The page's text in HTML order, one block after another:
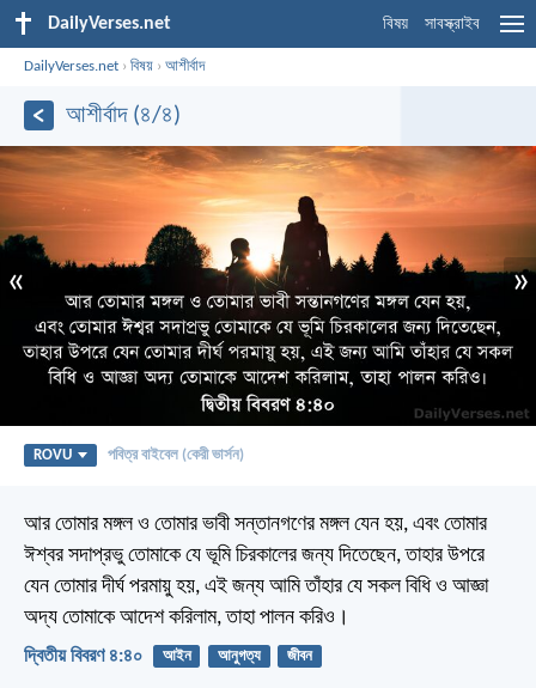
DailyVerses.net বিষয় সাবস্ক্রাইব
DailyVerses.net ›বিষয় ›আশীর্বাদ
আশীর্বাদ (৪/৪)
« »
ROVU পবিত্র বাইবেল (কেরী ভার্সন)
আর তোমার মঙ্গল ও তোমার ভাবী সন্তানগণের মঙ্গল যেন হয়, এবং তোমার
ঈশ্বর সদাপ্রভু তোমাকে যে ভূমি চিরকালের জন্য দিতেছেন, তাহার উপরে
যেন তোমার দীর্ঘ পরমায়ু হয়, এই জন্য আমি তাঁহার যে সকল বিধি ও আজ্ঞা
অদ্য তোমাকে আদেশ করিলাম, তাহা পালন করিও।
দ্বিতীয় বিবরণ ৪:৪০ আইন আনুগত্য জীবন